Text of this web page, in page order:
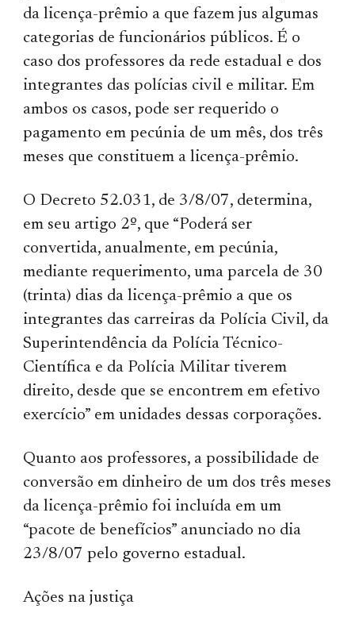
da licença-prêmio a que fazem jus algumas
categorias de funcionários públicos. É o
caso dos professores da rede estadual e dos
integrantes das polícias civil e militar. Em
ambos os casos, pode ser requerido o
pagamento em pecúnia de um mês, dos três
meses que constituem a licença-prêmio.
O Decreto 52.031, de 3/8/07, determina,
em seu artigo 2º, que “Poderá ser
convertida, anualmente, em pecúnia,
mediante requerimento, uma parcela de 30
(trinta) dias da licença-prêmio a que os
integrantes das carreiras da Polícia Civil, da
Superintendência da Polícia Técnico-
Científica e da Polícia Militar tiverem
direito, desde que se encontrem em efetivo
exercício” em unidades dessas corporações.
Quanto aos professores, a possibilidade de
conversão em dinheiro de um dos três meses
da licença-prêmio foi incluída em um
“pacote de benefícios” anunciado no dia
23/8/07 pelo governo estadual.
Ações na justiça